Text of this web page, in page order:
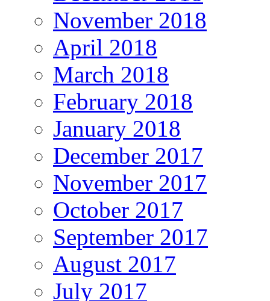
November 2018
April 2018
March 2018
February 2018
January 2018
December 2017
November 2017
October 2017
September 2017
August 2017
July 2017